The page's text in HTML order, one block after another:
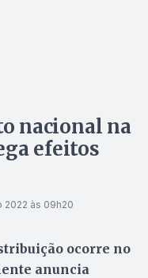
nacional na
efeitos
2022 às 09h20
ocorre no
anuncia